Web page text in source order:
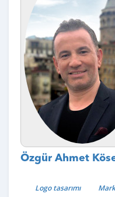
Özgür Ahmet
Logo tasarımı